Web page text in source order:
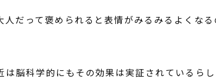
だって褒められると表情がみるみるよくなる
脳科学的にもその効果は実証されているらし